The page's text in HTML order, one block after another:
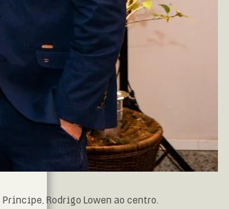
Rodrigo Lowen ao centro.